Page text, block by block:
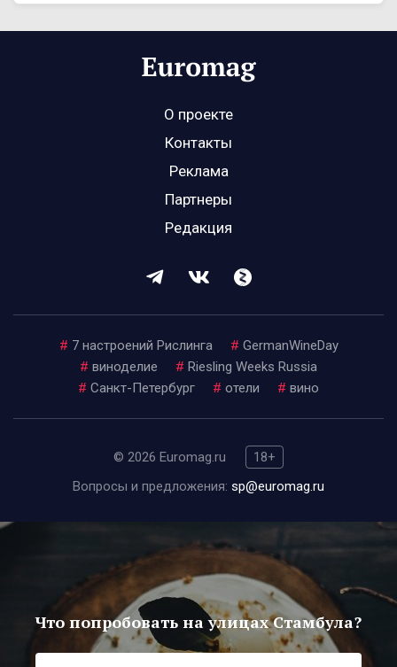
О проекте
Контакты
Реклама
Партнеры
Редакция
# 7 настроений Рислинга # GermanWineDay
# виноделие # Riesling Weeks Russia
# Санкт-Петербург # отели # вино
© 2026 Euromag.ru
18+
Вопросы и предложения: sp@euromag.ru
Что попробовать на улицах Стамбула?